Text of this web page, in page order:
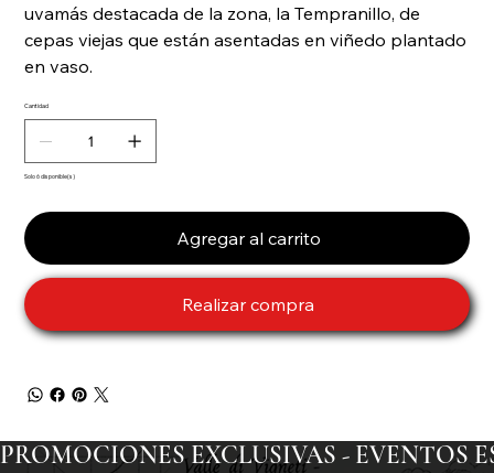
uvamás destacada de la zona, la Tempranillo, de
cepas viejas que están asentadas en viñedo plantado
en vaso.
Cantidad
Solo 6 disponible(s)
Agregar al carrito
Realizar compra
PROMOCIONES EXCLUSIVAS - EVENTOS